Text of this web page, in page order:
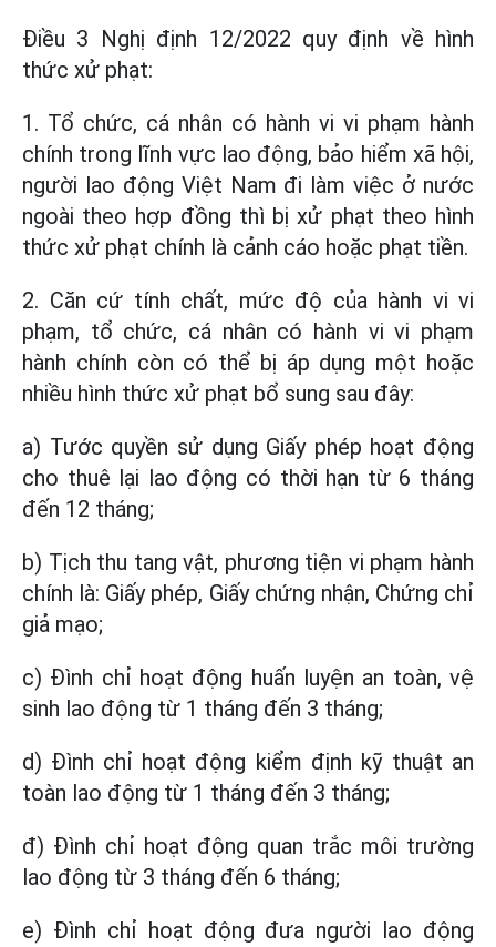
Điều 3 Nghị định 12/2022 quy định về hình
thức xử phạt:
1. Tổ chức, cá nhân có hành vi vi phạm hành
chính trong lĩnh vực lao động, bảo hiểm xã hội,
người lao động Việt Nam đi làm việc ở nước
ngoài theo hợp đồng thì bị xử phạt theo hình
thức xử phạt chính là cảnh cáo hoặc phạt tiền.
2. Căn cứ tính chất, mức độ của hành vi vi
phạm, tổ chức, cá nhân có hành vi vi phạm
hành chính còn có thể bị áp dụng một hoặc
nhiều hình thức xử phạt bổ sung sau đây:
a) Tước quyền sử dụng Giấy phép hoạt động
cho thuê lại lao động có thời hạn từ 6 tháng
đến 12 tháng;
b) Tịch thu tang vật, phương tiện vi phạm hành
chính là: Giấy phép, Giấy chứng nhận, Chứng chỉ
giả mạo;
c) Đình chỉ hoạt động huấn luyện an toàn, vệ
sinh lao động từ 1 tháng đến 3 tháng;
d) Đình chỉ hoạt động kiểm định kỹ thuật an
toàn lao động từ 1 tháng đến 3 tháng;
đ) Đình chỉ hoạt động quan trắc môi trường
lao động từ 3 tháng đến 6 tháng;
e) Đình chỉ hoạt động đưa người lao động